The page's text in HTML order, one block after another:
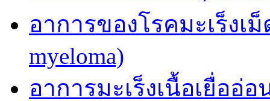
อาการของโรคมะเร็งเ
myeloma)
อาการมะเร็งเนื้อเยื่ออ่อ